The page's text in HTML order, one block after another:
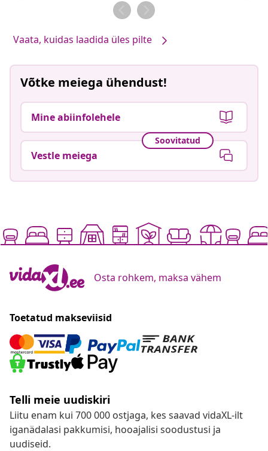
Vaata, kuidas laadida üles pilte
Võtke meiega ühendust!
Mine abiinfolehele
Soovitatud
Vestle meiega
Osta rohkem, maksa vähem
Toetatud makseviisid
Telli meie uudiskiri
Liitu enam kui 700 000 ostjaga, kes saavad vidaXL-ilt
iganädalasi pakkumisi, hooajalisi soodustusi ja
uudiseid.